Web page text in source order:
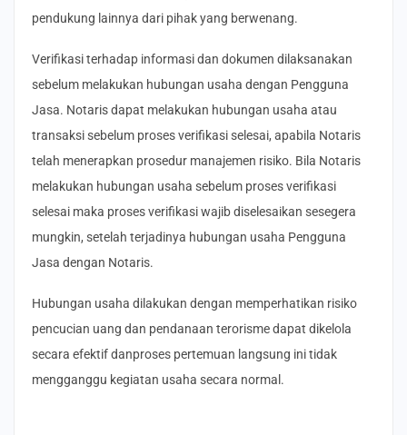
pendukung lainnya dari pihak yang berwenang.
Verifikasi terhadap informasi dan dokumen dilaksanakan
sebelum melakukan hubungan usaha dengan Pengguna
Jasa. Notaris dapat melakukan hubungan usaha atau
transaksi sebelum proses verifikasi selesai, apabila Notaris
telah menerapkan prosedur manajemen risiko. Bila Notaris
melakukan hubungan usaha sebelum proses verifikasi
selesai maka proses verifikasi wajib diselesaikan sesegera
mungkin, setelah terjadinya hubungan usaha Pengguna
Jasa dengan Notaris.
Hubungan usaha dilakukan dengan memperhatikan risiko
pencucian uang dan pendanaan terorisme dapat dikelola
secara efektif danproses pertemuan langsung ini tidak
mengganggu kegiatan usaha secara normal.